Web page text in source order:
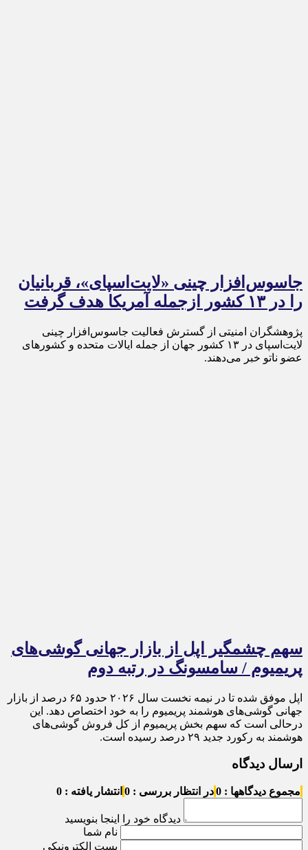
جاسوس‌افزار چینی «لایت‌اسپای»، قربانیان
را در ۱۳ کشور ازجمله آمریکا هدف گرفت
پژوهشگران امنیتی از گسترش فعالیت جاسوس‌افزار چینی
لایت‌اسپای در ۱۳ کشور جهان از جمله ایالات متحده و کشورهای
عضو ناتو خبر می‌دهند.
سهم چشمگیر اپل از بازار جهانی گوشی‌های
پریمیوم / سامسونگ در رتبه دوم
اپل موفق شده تا در نیمه نخست سال ۲۰۲۶ حدود ۶۵ درصد از بازار
جهانی گوشی‌های هوشمند پریمیوم را به خود اختصاص دهد. این
درحالی است که سهم بخش پریمیوم از کل فروش گوشی‌های
هوشمند به رکورد جدید ۲۹ درصد رسیده است.
ارسال دیدگاه
مجموع دیدگاهها : 0 در انتظار بررسی : 0 انتشار یافته : 0
دیدگاه خود را اینجا بنویسید
نام شما
پست الکترونیکی